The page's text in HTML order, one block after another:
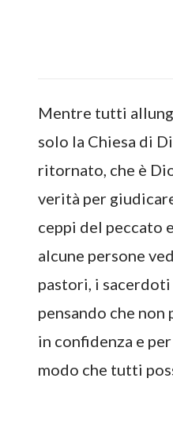
Mentre tutti
solo la Chiesa di
ritornato, che è
verità per
ceppi del peccato
alcune persone
pastori, i
pensando che non
in confidenza e
modo che tutti